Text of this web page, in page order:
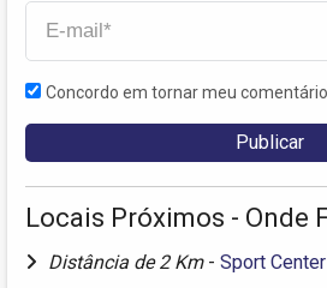
Concordo em tornar meu
Locais Próximos - Onde
Distância de 2 Km - Sport Center